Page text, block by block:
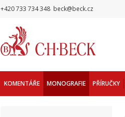
+420 733 734 348 beck@beck.cz
KOMENTÁŘE MONOGRAFIE PŘÍRUČKY